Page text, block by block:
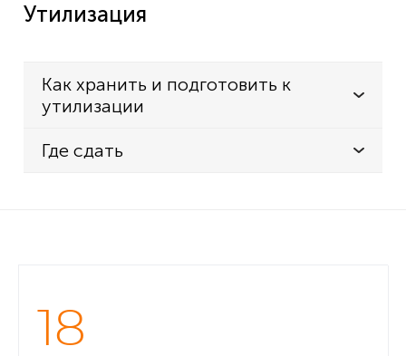
Утилизация
Как хранить и подготовить к
утилизации
Где сдать
18